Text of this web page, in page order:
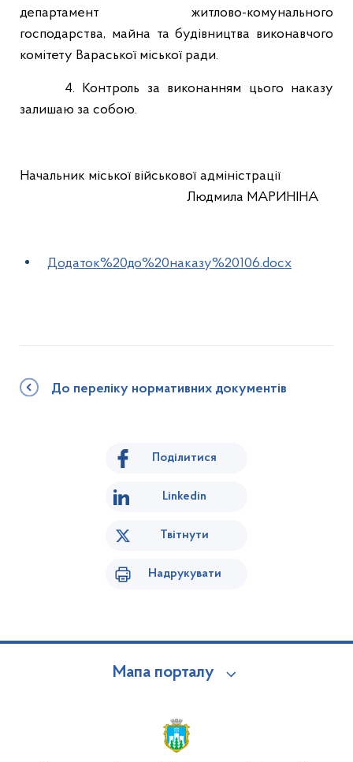
департамент житлово-комунального
господарства, майна та будівництва виконавчого
комітету Вараської міської ради.
4. Контроль за виконанням цього наказу
залишаю за собою.
Начальник міської військової адміністрації
Людмила МАРИНІНА
Додаток%20до%20наказу%20106.docx
До переліку нормативних документів
Поділитися
Linkedin
Твітнути
Надрукувати
Мапа порталу